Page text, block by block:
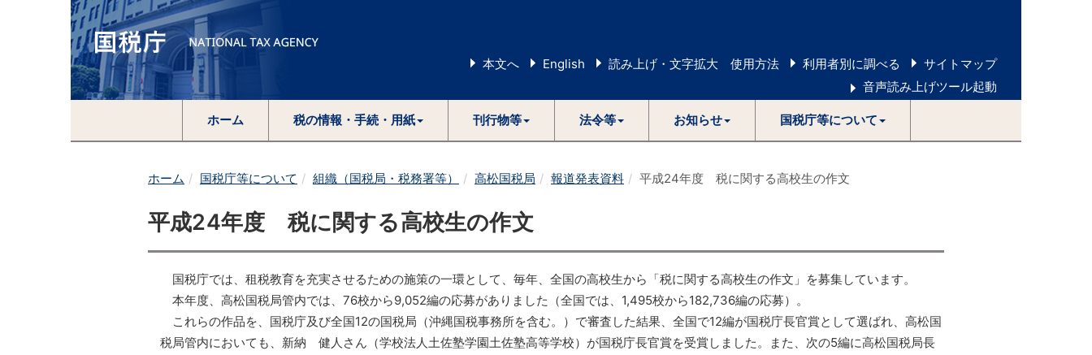
本文へ English 読み上げ・文字拡大 使用方法 利用者別に調べる
サイトマップ
音声読み上げツール起動
ホーム 税の情報・手続・用紙 刊行物等 法令等 お知らせ 国税庁等について
ホーム 国税庁等について 組織（国税局・税務署等） 高松国税局 報道発表資料 平成24年度 税に関する高校生の作文
平成24年度 税に関する高校生の作文
国税庁では、租税教育を充実させるための施策の一環として、毎年、全国の高校生から「税に関する高校生の作文」を募集しています。
本年度、高松国税局管内では、76校から9,052編の応募がありました（全国では、1,495校から182,736編の応募）。
これらの作品を、国税庁及び全国12の国税局（沖縄国税事務所を含む。）で審査した結果、全国で12編が国税庁長官賞として選ばれ、高松国
税局管内においても、新納 健人さん（学校法人土佐塾学園土佐塾高等学校）が国税庁長官賞を受賞しました。また、次の5編に高松国税局長